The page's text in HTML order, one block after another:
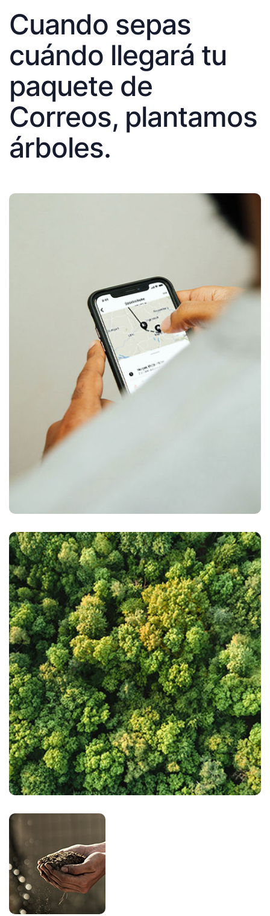
Cuando sepas
cuándo llegará tu
paquete de
Correos, plantamos
árboles.